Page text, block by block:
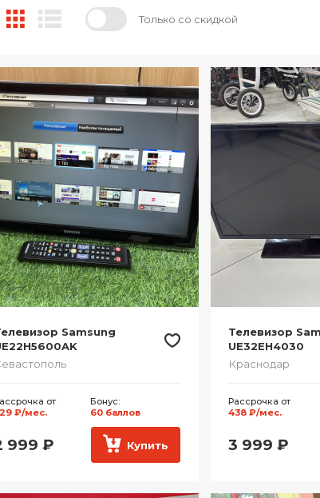
Только со скидкой
Samsung
от
₽/мес.
Бонус:
60 баллов
999 ₽ Купить
Телевизор
UE32EH4030
Краснодар
Рассрочка от
438 ₽/мес.
3 999 ₽